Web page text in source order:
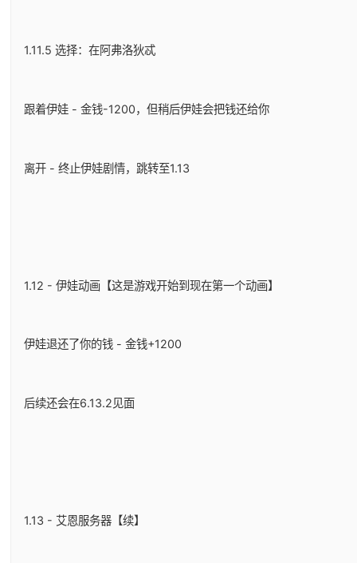
1.11.5 选择：在阿弗洛狄忒
跟着伊娃 - 金钱-1200，但稍后伊娃会把钱还给你
离开 - 终止伊娃剧情，跳转至1.13
1.12 - 伊娃动画【这是游戏开始到现在第一个动画】
伊娃退还了你的钱 - 金钱+1200
后续还会在6.13.2见面
1.13 - 艾恩服务器【续】